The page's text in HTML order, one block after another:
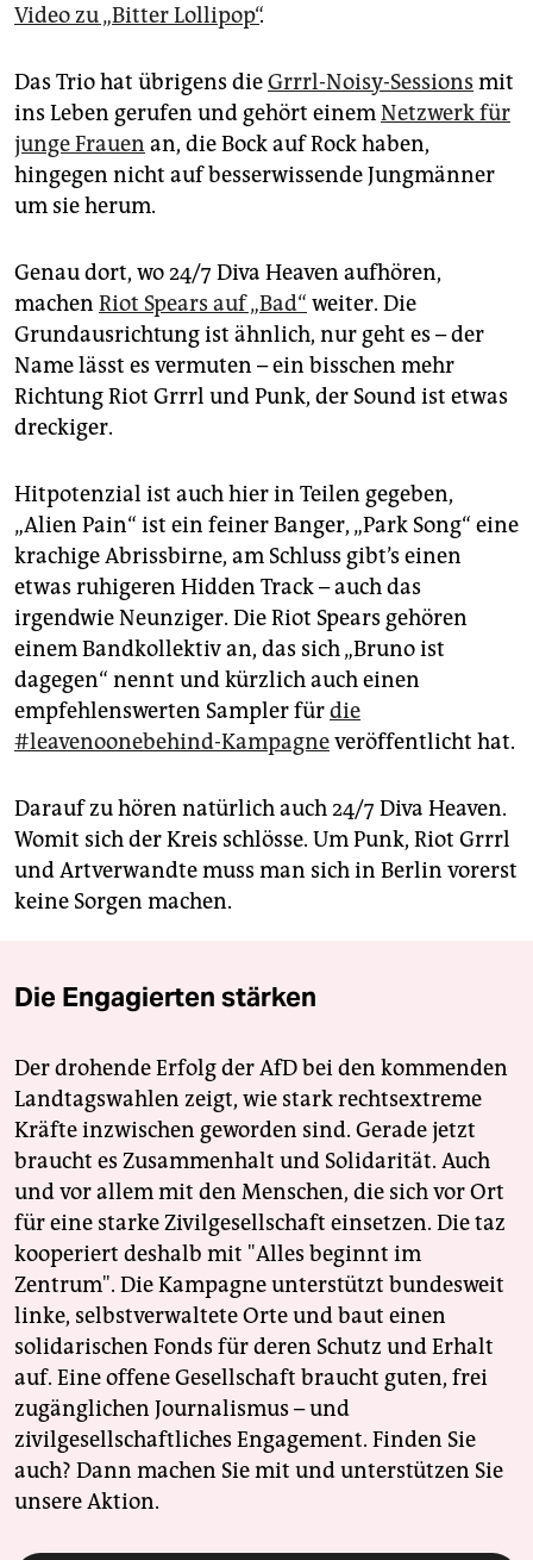
Video zu „Bitter Lollipop“.
Das Trio hat übrigens dieGrrrl-Noisy-Sessions mit
ins Leben gerufen und gehört einemNetzwerk für
junge Frauen an, die Bock auf Rock haben,
hingegen nicht auf besserwissende Jungmänner
um sie herum.
Genau dort, wo 24/7 Diva Heaven aufhören,
machen Riot Spears auf „Bad“ weiter. Die
Grundausrichtung ist ähnlich, nur geht es – der
Name lässt es vermuten – ein bisschen mehr
Richtung Riot Grrrl und Punk, der Sound ist etwas
dreckiger.
Hitpotenzial ist auch hier in Teilen gegeben,
„Alien Pain“ ist ein feiner Banger, „Park Song“ eine
krachige Abrissbirne, am Schluss gibt’s einen
etwas ruhigeren Hidden Track – auch das
irgendwie Neunziger. Die Riot Spears gehören
einem Bandkollektiv an, das sich „Bruno ist
dagegen“ nennt und kürzlich auch einen
empfehlenswerten Sampler fürdie
#leavenoonebehind-Kampagneveröffentlicht hat.
Darauf zu hören natürlich auch 24/7 Diva Heaven.
Womit sich der Kreis schlösse. Um Punk, Riot Grrrl
und Artverwandte muss man sich in Berlin vorerst
keine Sorgen machen.
Die Engagierten stärken
Der drohende Erfolg der AfD bei den kommenden
Landtagswahlen zeigt, wie stark rechtsextreme
Kräfte inzwischen geworden sind. Gerade jetzt
braucht es Zusammenhalt und Solidarität. Auch
und vor allem mit den Menschen, die sich vor Ort
für eine starke Zivilgesellschaft einsetzen. Die taz
kooperiert deshalb mit "Alles beginnt im
Zentrum". Die Kampagne unterstützt bundesweit
linke, selbstverwaltete Orte und baut einen
solidarischen Fonds für deren Schutz und Erhalt
auf. Eine offene Gesellschaft braucht guten, frei
zugänglichen Journalismus – und
zivilgesellschaftliches Engagement. Finden Sie
auch? Dann machen Sie mit und unterstützen Sie
unsere Aktion.